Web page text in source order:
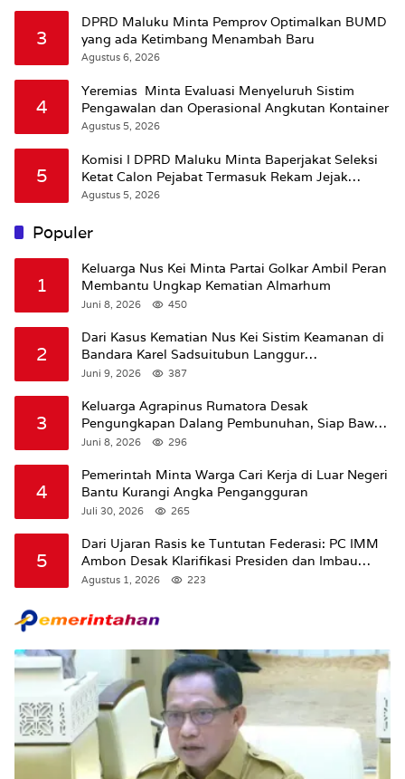
3
DPRD Maluku Minta Pemprov Optimalkan BUMD
yang ada Ketimbang Menambah Baru
Agustus 6, 2026
4
Yeremias Minta Evaluasi Menyeluruh Sistim
Pengawalan dan Operasional Angkutan Kontainer
Agustus 5, 2026
5
Komisi I DPRD Maluku Minta Baperjakat Seleksi
Ketat Calon Pejabat Termasuk Rekam Jejak
Hukum
Agustus 5, 2026
Populer
1
Keluarga Nus Kei Minta Partai Golkar Ambil Peran
Membantu Ungkap Kematian Almarhum
Juni 8, 2026 450
2
Dari Kasus Kematian Nus Kei Sistim Keamanan di
Bandara Karel Sadsuitubun Langgur
Dipertanyakan
Juni 9, 2026 387
3
Keluarga Agrapinus Rumatora Desak
Pengungkapan Dalang Pembunuhan, Siap Bawa
Kasus ke Komisi III DPR RI
Juni 8, 2026 296
4
Pemerintah Minta Warga Cari Kerja di Luar Negeri
Bantu Kurangi Angka Pengangguran
Juli 30, 2026 265
5
Dari Ujaran Rasis ke Tuntutan Federasi: PC IMM
Ambon Desak Klarifikasi Presiden dan Imbau
Tunda Pengibaran Bendera Merah Putih Di
Agustus 1, 2026 223